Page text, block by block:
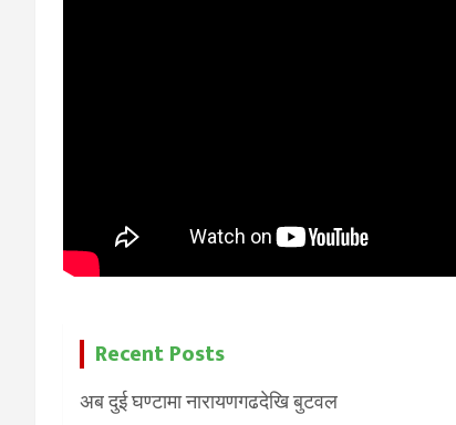
Recent Posts
अब दुई घण्टामा नारायणगढदेखि बुटवल